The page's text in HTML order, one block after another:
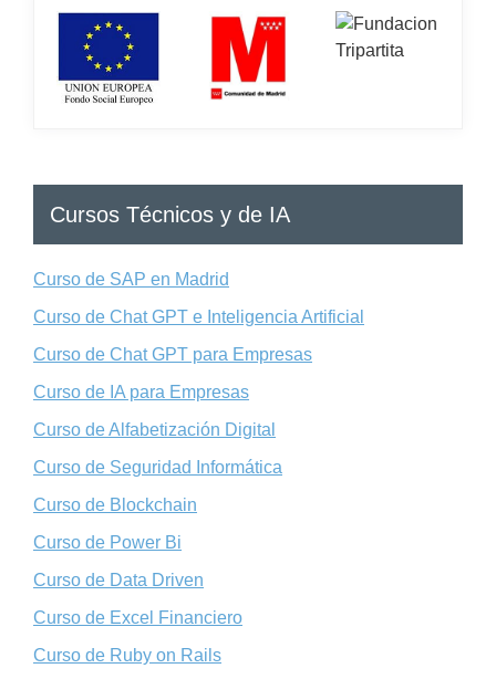
Cursos Técnicos y de IA
Curso de SAP en Madrid
Curso de Chat GPT e Inteligencia Artificial
Curso de Chat GPT para Empresas
Curso de IA para Empresas
Curso de Alfabetización Digital
Curso de Seguridad Informática
Curso de Blockchain
Curso de Power Bi
Curso de Data Driven
Curso de Excel Financiero
Curso de Ruby on Rails